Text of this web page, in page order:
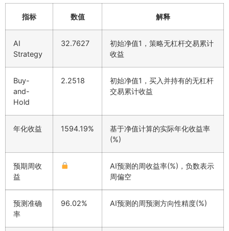
指标 数值 解释
AI
Strategy
32.7627
初始净值1，策略无杠杆交易累计
收益
Buy-
and-
Hold
2.2518
初始净值1，买入并持有的无杠杆
交易累计收益
年化收益 1594.19%
基于净值计算的实际年化收益率
(%)
预期周收
益
AI预测的周收益率(%)，负数表示
周偏空
预测准确
率
96.02% AI预测的周预测方向性精度(%)